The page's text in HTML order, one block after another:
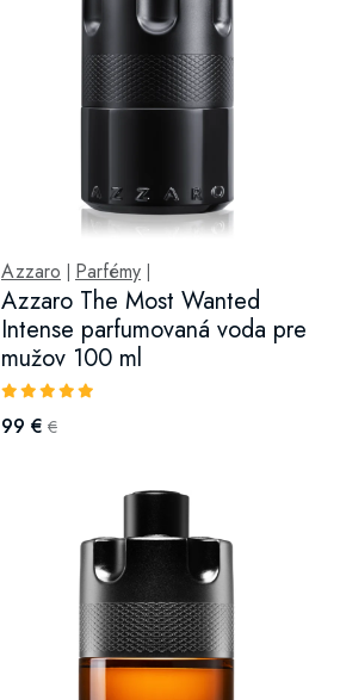
Azzaro Parfémy|
Azzaro The Most Wanted
Intense parfumovaná voda pre
mužov 100 ml
99 € €